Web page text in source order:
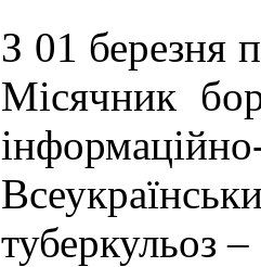
З 01 березня
Місячник
туберкульоз